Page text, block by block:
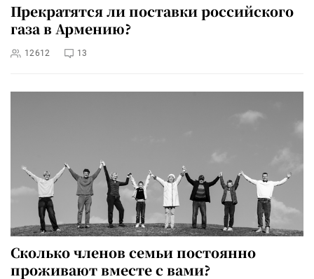
Прекратятся ли поставки российского
газа в Армению?
12612 13
Сколько членов семьи постоянно
проживают вместе с вами?